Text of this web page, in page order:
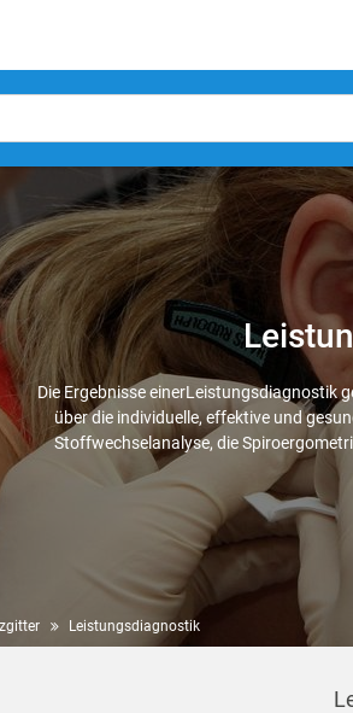
Die Ergebnisse einerLeistungsdiagnostik
über die individuelle, effektive und
Stoffwechselanalyse, die
Leistungsdiagnostik